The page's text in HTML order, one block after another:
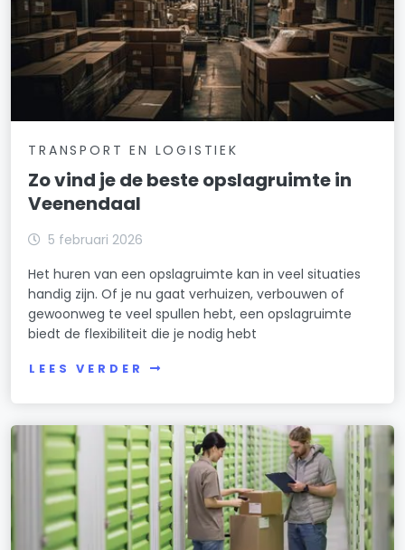
TRANSPORT EN LOGISTIEK
Zo vind je de beste opslagruimte in
Veenendaal
5 februari 2026
Het huren van een opslagruimte kan in veel situaties
handig zijn. Of je nu gaat verhuizen, verbouwen of
gewoonweg te veel spullen hebt, een opslagruimte
biedt de flexibiliteit die je nodig hebt
LEES VERDER